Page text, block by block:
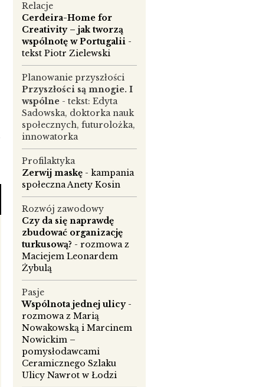
Relacje
Cerdeira-Home for
Creativity – jak tworzą
wspólnotę w Portugalii -
tekst Piotr Zielewski
Planowanie przyszłości
Przyszłości są mnogie. I
wspólne - tekst: Edyta
Sadowska, doktorka nauk
społecznych, futurolożka,
innowatorka
Profilaktyka
Zerwij maskę - kampania
społeczna Anety Kosin
Rozwój zawodowy
Czy da się naprawdę
zbudować organizację
turkusową? - rozmowa z
Maciejem Leonardem
Żybulą
Pasje
Wspólnota jednej ulicy-
rozmowa z Marią
Nowakowską i Marcinem
Nowickim –
pomysłodawcami
Ceramicznego Szlaku
Ulicy Nawrot w Łodzi